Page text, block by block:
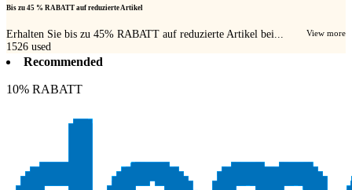
Bis zu 45 % RABATT auf reduzierte Artikel
Erhalten Sie bis zu 45% RABATT auf reduzierte Artikel bei... View more
1526 used
Recommended
10% RABATT